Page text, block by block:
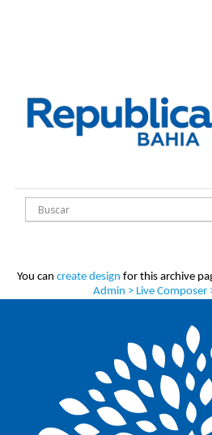
You can create design for this archive
Admin > Live Composer